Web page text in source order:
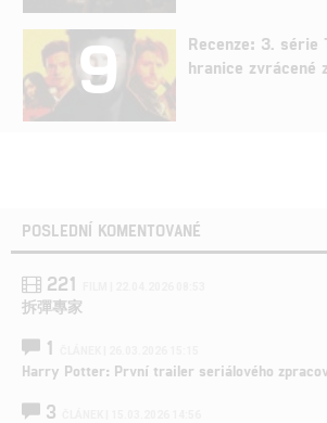
9
Recenze: 3. série
hranice zvrácené
POSLEDNÍ KOMENTOVANÉ
221
拆彈專家
1
Harry Potter: První trailer seriálového
3